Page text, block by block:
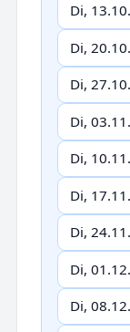
Di, 13.10.
Di, 20.10.
Di, 27.10.
Di, 03.11.
Di, 10.11.
Di, 17.11.
Di, 24.11.
Di, 01.12.
Di, 08.12.